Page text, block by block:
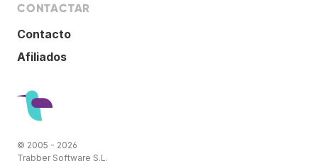
CONTACTAR
Contacto
Afiliados
© 2005 - 2026
Trabber Software S.L.